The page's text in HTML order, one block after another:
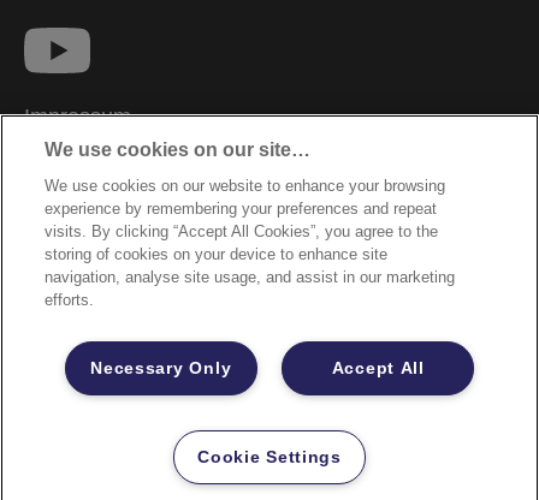
Impressum
Datenschutzhinweise
Datenzugriffsberechtigung
Sicherheitsdatenblätter
Cookie Richtlinie
Rechtliche Hinweise
Garantiebestimmungen
Site Map
©2026 ACCO Brands
We use cookies on our site…
We use cookies on our website to enhance your browsing
experience by remembering your preferences and repeat
visits. By clicking “Accept All Cookies”, you agree to the
storing of cookies on your device to enhance site
navigation, analyse site usage, and assist in our marketing
efforts.
Accept All
Necessary Only
Cookie Settings